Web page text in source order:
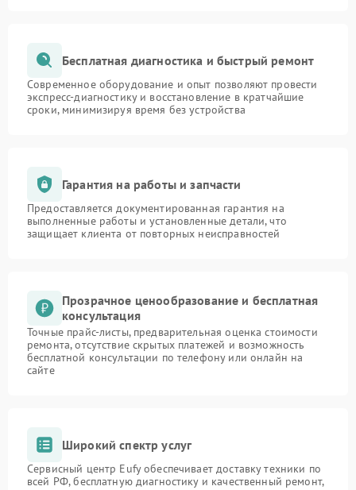
Бесплатная диагностика и быстрый ремонт
Современное оборудование и опыт позволяют провести
экспресс-диагностику и восстановление в кратчайшие
сроки, минимизируя время без устройства
Гарантия на работы и запчасти
Предоставляется документированная гарантия на
выполненные работы и установленные детали, что
защищает клиента от повторных неисправностей
Прозрачное ценообразование и бесплатная
консультация
Точные прайс-листы, предварительная оценка стоимости
ремонта, отсутствие скрытых платежей и возможность
бесплатной консультации по телефону или онлайн на
сайте
Широкий спектр услуг
Сервисный центр Eufy обеспечивает доставку техники по
всей РФ, бесплатную диагностику и качественный ремонт,